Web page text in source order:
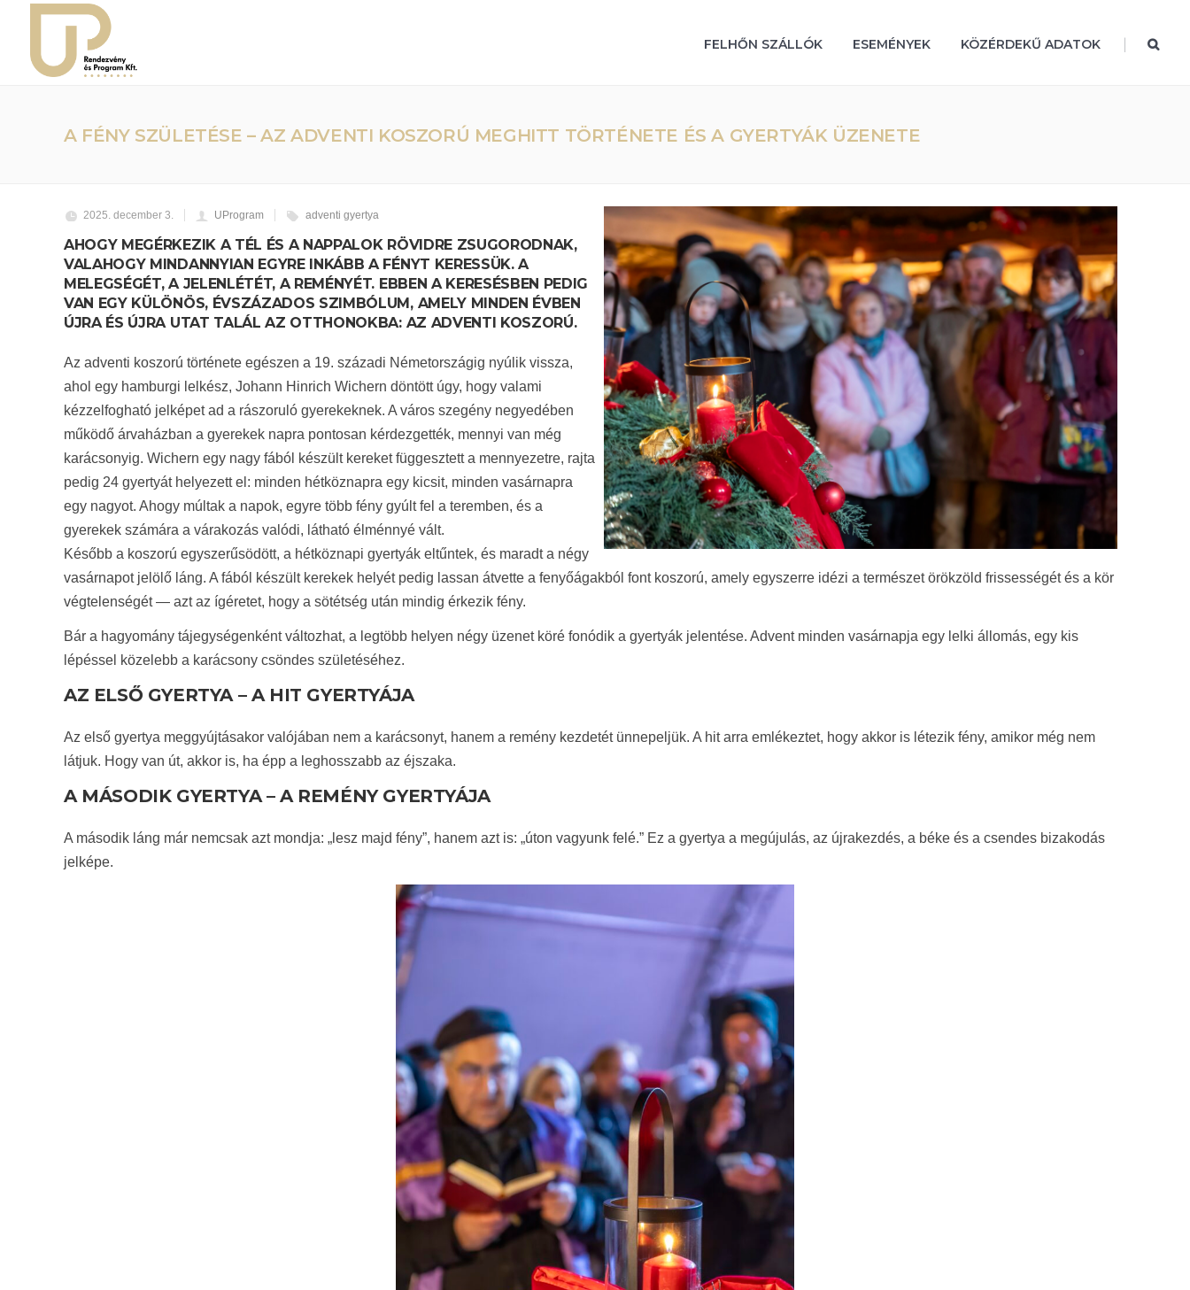
FELHŐN SZÁLLÓK ESEMÉNYEK KÖZÉRDEKŰ ADATOK |
A FÉNY SZÜLETÉSE – AZ ADVENTI KOSZORÚ MEGHITT TÖRTÉNETE ÉS A GYERTYÁK ÜZENETE
2025. december 3. UProgram adventi gyertya
AHOGY MEGÉRKEZIK A TÉL ÉS A NAPPALOK RÖVIDRE ZSUGORODNAK,
VALAHOGY MINDANNYIAN EGYRE INKÁBB A FÉNYT KERESSÜK. A
MELEGSÉGÉT, A JELENLÉTÉT, A REMÉNYÉT. EBBEN A KERESÉSBEN PEDIG
VAN EGY KÜLÖNÖS, ÉVSZÁZADOS SZIMBÓLUM, AMELY MINDEN ÉVBEN
ÚJRA ÉS ÚJRA UTAT TALÁL AZ OTTHONOKBA: AZ ADVENTI KOSZORÚ.
Az adventi koszorú története egészen a 19. századi Németországig nyúlik vissza,
ahol egy hamburgi lelkész, Johann Hinrich Wichern döntött úgy, hogy valami
kézzelfogható jelképet ad a rászoruló gyerekeknek. A város szegény negyedében
működő árvaházban a gyerekek napra pontosan kérdezgették, mennyi van még
karácsonyig. Wichern egy nagy fából készült kereket függesztett a mennyezetre, rajta
pedig 24 gyertyát helyezett el: minden hétköznapra egy kicsit, minden vasárnapra
egy nagyot. Ahogy múltak a napok, egyre több fény gyúlt fel a teremben, és a
gyerekek számára a várakozás valódi, látható élménnyé vált.
Később a koszorú egyszerűsödött, a hétköznapi gyertyák eltűntek, és maradt a négy
vasárnapot jelölő láng. A fából készült kerekek helyét pedig lassan átvette a fenyőágakból font koszorú, amely egyszerre idézi a természet örökzöld frissességét és a kör
végtelenségét — azt az ígéretet, hogy a sötétség után mindig érkezik fény.
Bár a hagyomány tájegységenként változhat, a legtöbb helyen négy üzenet köré fonódik a gyertyák jelentése. Advent minden vasárnapja egy lelki állomás, egy kis
lépéssel közelebb a karácsony csöndes születéséhez.
AZ ELSŐ GYERTYA – A HIT GYERTYÁJA
Az első gyertya meggyújtásakor valójában nem a karácsonyt, hanem a remény kezdetét ünnepeljük. A hit arra emlékeztet, hogy akkor is létezik fény, amikor még nem
látjuk. Hogy van út, akkor is, ha épp a leghosszabb az éjszaka.
A MÁSODIK GYERTYA – A REMÉNY GYERTYÁJA
A második láng már nemcsak azt mondja: „lesz majd fény”, hanem azt is: „úton vagyunk felé.” Ez a gyertya a megújulás, az újrakezdés, a béke és a csendes bizakodás
jelképe.